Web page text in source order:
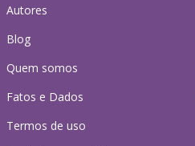
Autores
Blog
Quem somos
Fatos e Dados
Termos de uso